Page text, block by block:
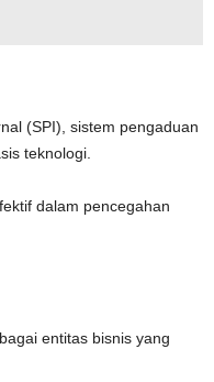
(SPI), sistem pengaduan
teknologi.
dalam pencegahan
entitas bisnis yang